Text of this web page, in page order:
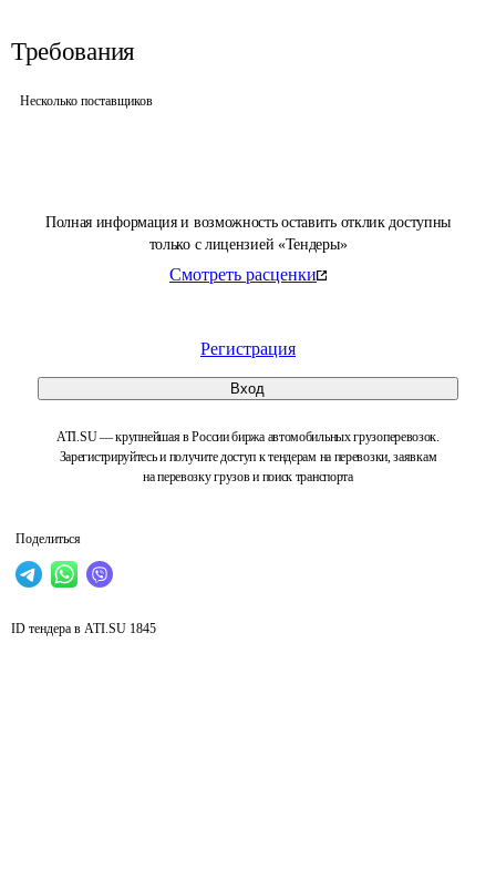
Полная информация и возможность оставить отклик доступны
только с лицензией «Тендеры»
Смотреть расценки
Регистрация
Вход
ATI.SU — крупнейшая в России биржа автомобильных грузоперевозок.
Зарегистрируйтесь и получите доступ к тендерам на перевозки, заявкам
на перевозку грузов и поиск транспорта
Поделиться
Требования
Несколько поставщиков
ID тендера в ATI.SU 1845